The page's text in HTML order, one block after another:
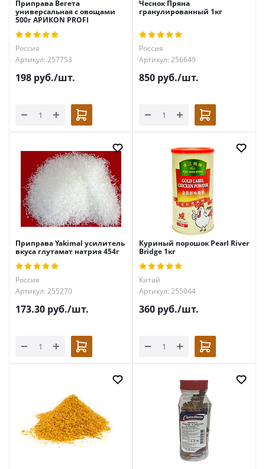
Приправа Вегета
универсальная с овощами
500г АРИКON PROFI
Россия
Артикул: 257753
198 руб./шт.
Чеснок Пряна
гранулированный 1кг
Россия
Артикул: 256649
850 руб./шт.
Приправа Yakimal усилитель
вкуса глутамат натрия 454г
Россия
Артикул: 255270
173.30 руб./шт.
Куриный порошок Pearl River
Bridge 1кг
Китай
Артикул: 255044
360 руб./шт.